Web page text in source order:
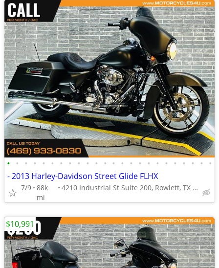
• • • • • • • • • • • • • • • • • • • • • • • •
- 2013 Harley-Davidson Street Glide FLHX
7/9 88k
mi
4210 Industrial St Suite 200, Rowlett, TX 75088
$10,991